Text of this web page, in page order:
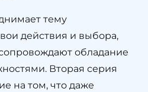
тему
действия и выбора,
обладание
Вторая серия
на том, что даже